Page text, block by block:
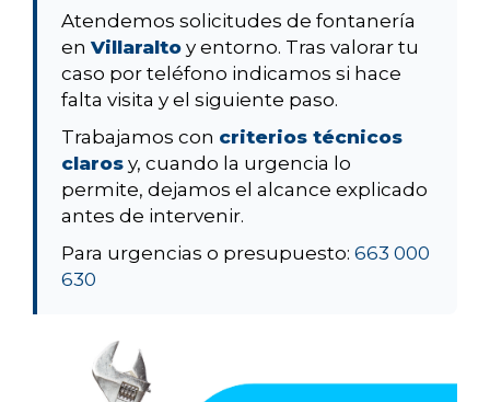
Atendemos solicitudes de fontanería
en Villaralto y entorno. Tras valorar tu
caso por teléfono indicamos si hace
falta visita y el siguiente paso.
Trabajamos con criterios técnicos
claros y, cuando la urgencia lo
permite, dejamos el alcance explicado
antes de intervenir.
Para urgencias o presupuesto: 663 000
630